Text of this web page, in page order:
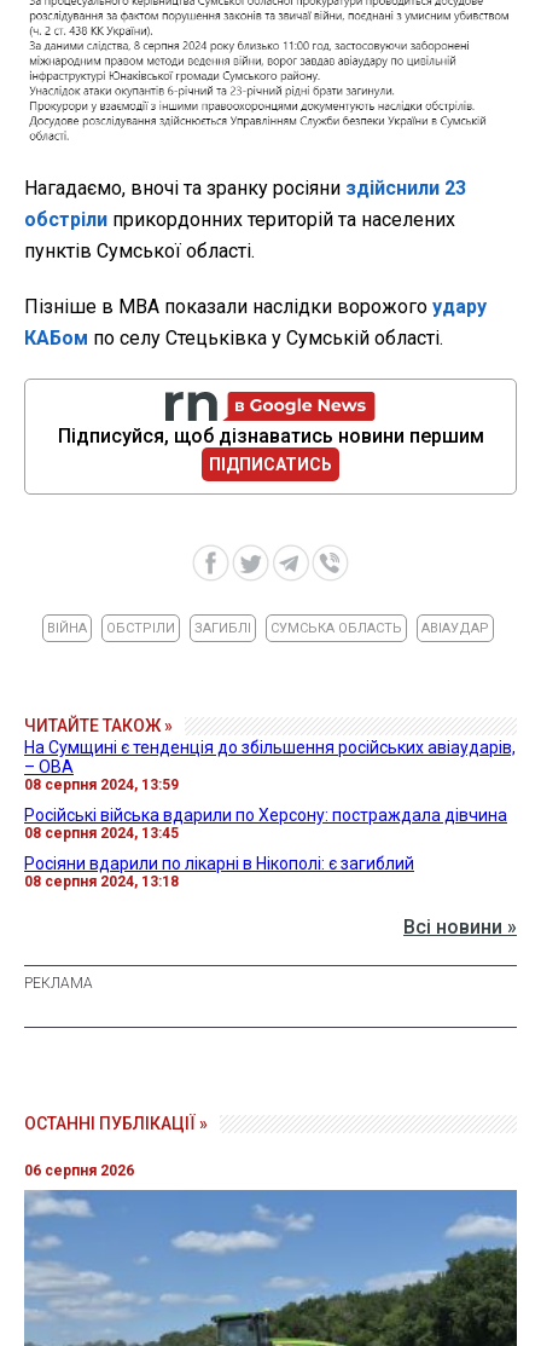
Нагадаємо, вночі та зранку росіяни здійснили 23
обстріли прикордонних територій та населених
пунктів Сумської області.
Пізніше в МВА показали наслідки ворожого удару
КАБом по селу Стецьківка у Сумській області.
Підписуйся, щоб дізнаватись новини першим
ПІДПИСАТИСЬ
ВІЙНА ОБСТРІЛИ ЗАГИБЛІ СУМСЬКА ОБЛАСТЬ АВІАУДАР
ЧИТАЙТЕ ТАКОЖ »
На Сумщині є тенденція до збільшення російських авіаударів,
– ОВА
08 серпня 2024, 13:59
Російські війська вдарили по Херсону: постраждала дівчина
08 серпня 2024, 13:45
Росіяни вдарили по лікарні в Нікополі: є загиблий
08 серпня 2024, 13:18
Всі новини »
ОСТАННІ ПУБЛІКАЦІЇ »
06 серпня 2026